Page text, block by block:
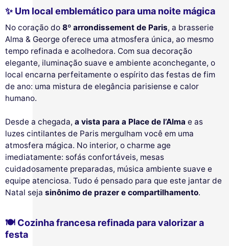
✨ Um local emblemático para uma noite mágica
No coração do 8º arrondissement de Paris, a brasserie
Alma & George oferece uma atmosfera única, ao mesmo
tempo refinada e acolhedora. Com sua decoração
elegante, iluminação suave e ambiente aconchegante, o
local encarna perfeitamente o espírito das festas de fim
de ano: uma mistura de elegância parisiense e calor
humano.
Desde a chegada, a vista para a Place de l’Alma e as
luzes cintilantes de Paris mergulham você em uma
atmosfera mágica. No interior, o charme age
imediatamente: sofás confortáveis, mesas
cuidadosamente preparadas, música ambiente suave e
equipe atenciosa. Tudo é pensado para que este jantar de
Natal seja sinônimo de prazer e compartilhamento.
🍽 Cozinha francesa refinada para valorizar a
festa